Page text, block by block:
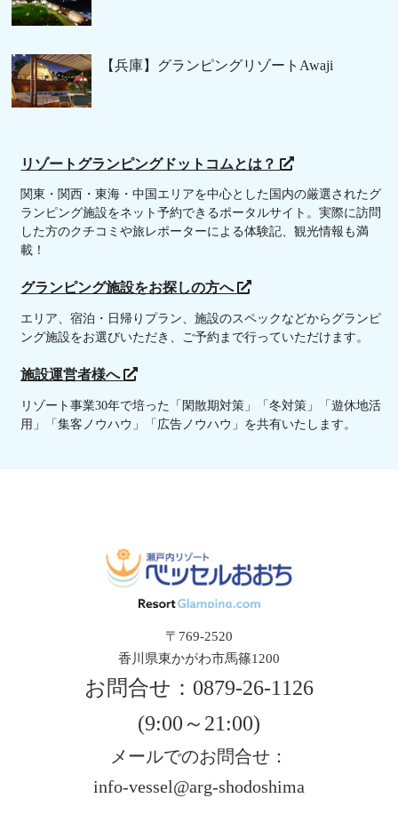
【兵庫】グランピングリゾートAwaji
リゾートグランピングドットコムとは？
関東・関西・東海・中国エリアを中心とした国内の厳選されたグ
ランピング施設をネット予約できるポータルサイト。実際に訪問
した方のクチコミや旅レポーターによる体験記、観光情報も満
載！
グランピング施設をお探しの方へ
エリア、宿泊・日帰りプラン、施設のスペックなどからグランピ
ング施設をお選びいただき、ご予約まで行っていただけます。
施設運営者様へ
リゾート事業30年で培った「閑散期対策」「冬対策」「遊休地活
用」「集客ノウハウ」「広告ノウハウ」を共有いたします。
〒769-2520
香川県東かがわ市馬篠1200
お問合せ： 0879-26-1126
(9:00～21:00)
メールでのお問合せ：
info-vessel@arg-shodoshima